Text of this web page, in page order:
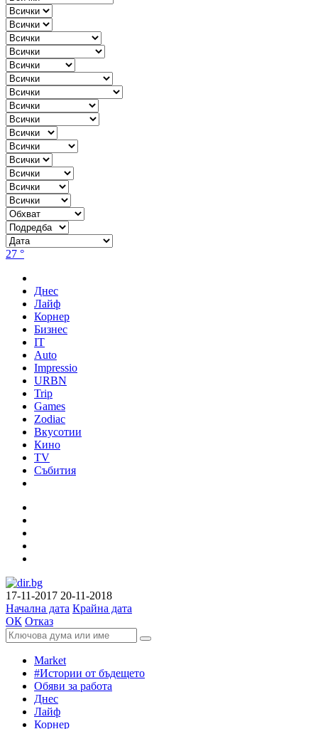
27 °
Днес
Лайф
Корнер
Бизнес
IT
Auto
Impressio
URBN
Trip
Games
Zodiac
Вкусотии
Кино
TV
Събития
17-11-2017 20-11-2018
Начална дата Крайна дата
ОК Отказ
Market
#Истории от бъдещето
Обяви за работа
Днес
Лайф
Корнер